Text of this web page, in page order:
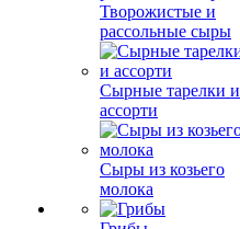
Творожистые и
рассольные сыры
Сырные тарелки и
ассорти
Сыры из козьего
молока